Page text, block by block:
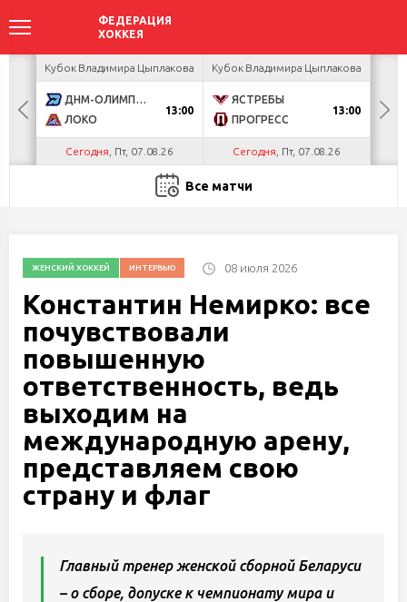
Кубок Владимира Цыплакова
ДНМ-ОЛИМПИК
ЛОКО
13:00
Сегодня , Пт, 07.08.26
Кубок Владимира Цыплакова
ЯСТРЕБЫ
ПРОГРЕСС
13:00
Сегодня , Пт, 07.08.26
Все матчи
ЖЕНСКИЙ ХОККЕЙ ИНТЕРВЬЮ 08 июля 2026
Константин Немирко: все
почувствовали
повышенную
ответственность, ведь
выходим на
международную арену,
представляем свою
страну и флаг
Главный тренер женской сборной Беларуси
– о сборе, допуске к чемпионату мира и